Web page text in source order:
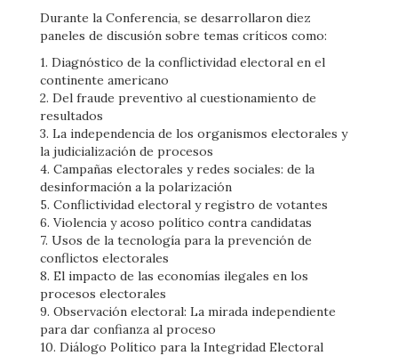
Durante la Conferencia, se desarrollaron diez
paneles de discusión sobre temas críticos como:
1. Diagnóstico de la conflictividad electoral en el
continente americano
2. Del fraude preventivo al cuestionamiento de
resultados
3. La independencia de los organismos electorales y
la judicialización de procesos
4. Campañas electorales y redes sociales: de la
desinformación a la polarización
5. Conflictividad electoral y registro de votantes
6. Violencia y acoso político contra candidatas
7. Usos de la tecnología para la prevención de
conflictos electorales
8. El impacto de las economías ilegales en los
procesos electorales
9. Observación electoral: La mirada independiente
para dar confianza al proceso
10. Diálogo Político para la Integridad Electoral